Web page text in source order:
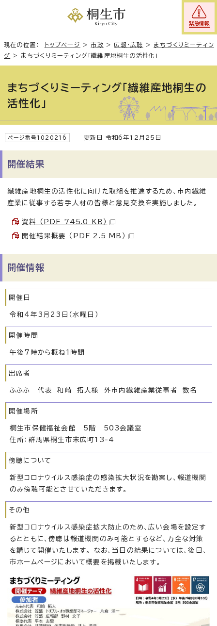
緊急情報
現在の位置： トップページ >市政 >広報・広聴 > まちづくりミーティン
グ > まちづくりミーティング「繊維産地桐生の活性化」
まちづくりミーティング「繊維産地桐生の
活性化」
ページ番号1020216 更新日 令和6年12月25日
開催結果
繊維産地桐生の活性化に向けた取組を推進するため、市内繊維
産業に従事する若手人材の皆様と意見交換を実施しました。
資料 （PDF 745.0 KB）
開催結果概要 （PDF 2.5 MB）
開催情報
開催日
令和4年3月23日（水曜日）
開催時間
午後7時から概ね1時間
出席者
ふふふ 代表 和崎 拓人様 外市内繊維産業従事者 数名
開催場所
桐生市保健福祉会館 5階 503会議室
住所：群馬県桐生市末広町13-4
傍聴について
新型コロナウイルス感染症の感染拡大状況を勘案し、報道機関
のみ傍聴可能とさせていただきます。
その他
新型コロナウイルス感染症拡大防止のため、広い会場を設定す
るとともに、傍聴は報道機関のみ可能とするなど、万全な対策
を講じて開催いたします。 なお、当日の結果については、後日、
市ホームページにおいて概要を掲載いたします。